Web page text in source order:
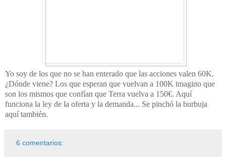
Yo soy de los que no se han enterado que las acciones valen 60K.
¿Dónde viene? Los que esperan que vuelvan a 100K imagino que
son los mismos que confían que Terra vuelva a 150€. Aquí
funciona la ley de la oferta y la demanda... Se pinchó la burbuja
aquí también.
6 comentarios: